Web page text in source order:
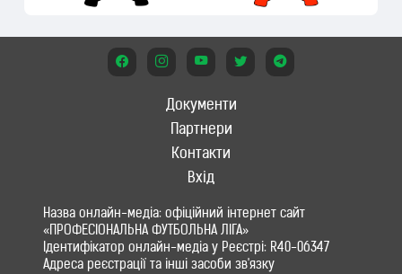
Документи
Партнери
Контакти
Вхід
Назва онлайн-медіа: офіційний інтернет сайт
«ПРОФЕСІОНАЛЬНА ФУТБОЛЬНА ЛІГА»
Ідентифікатор онлайн-медіа у Реєстрі: R40-06347
Адреса реєстрації та інші засоби зв'язку